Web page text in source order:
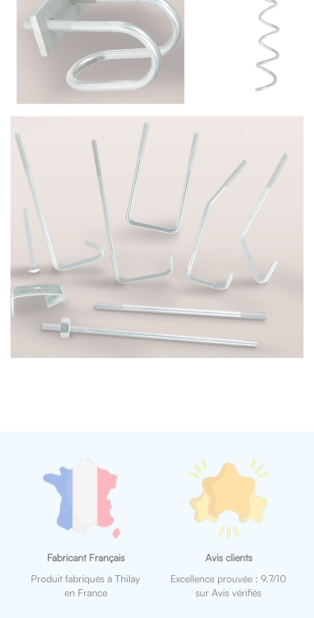
Fabricant Français
Produit fabriqués à Thilay
en France
Avis clients
Excellence prouvée : 9.7/10
sur Avis vérifiés